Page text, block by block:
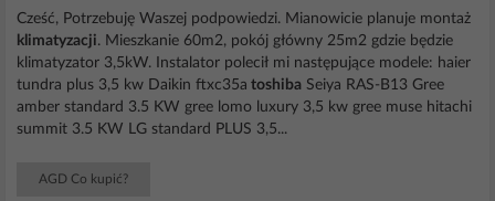
Cześć, Potrzebuję Waszej podpowiedzi. Mianowicie planuje montaż
klimatyzacji. Mieszkanie 60m2, pokój główny 25m2 gdzie będzie
klimatyzator 3,5kW. Instalator polecił mi następujące modele: haier
tundra plus 3,5 kw Daikin ftxc35a toshiba Seiya RAS-B13 Gree
amber standard 3.5 KW gree lomo luxury 3,5 kw gree muse hitachi
summit 3.5 KW LG standard PLUS 3,5...
AGD Co kupić?